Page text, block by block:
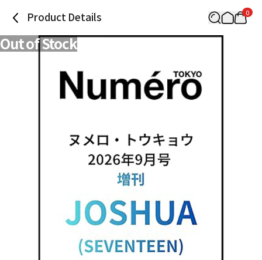
Product Details 0
Out of Stock